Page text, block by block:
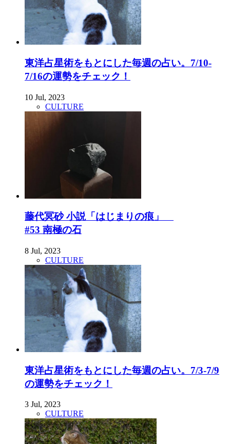
東洋占星術をもとにした毎週の占い。7/10-
7/16の運勢をチェック！
10 Jul, 2023
CULTURE
藤代冥砂 小説「はじまりの痕」
#53 南極の石
8 Jul, 2023
CULTURE
東洋占星術をもとにした毎週の占い。7/3-7/9
の運勢をチェック！
3 Jul, 2023
CULTURE